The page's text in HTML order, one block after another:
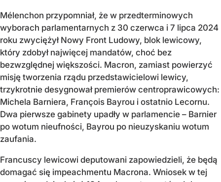
Mélenchon przypomniał, że w przedterminowych
wyborach parlamentarnych z 30 czerwca i 7 lipca 2024
roku zwyciężył Nowy Front Ludowy, blok lewicowy,
który zdobył najwięcej mandatów, choć bez
bezwzględnej większości. Macron, zamiast powierzyć
misję tworzenia rządu przedstawicielowi lewicy,
trzykrotnie desygnował premierów centroprawicowych:
Michela Barniera, François Bayrou i ostatnio Lecornu.
Dwa pierwsze gabinety upadły w parlamencie – Barnier
po wotum nieufności, Bayrou po nieuzyskaniu wotum
zaufania.
Francuscy lewicowi deputowani zapowiedzieli, że będą
domagać się impeachmentu Macrona. Wniosek w tej